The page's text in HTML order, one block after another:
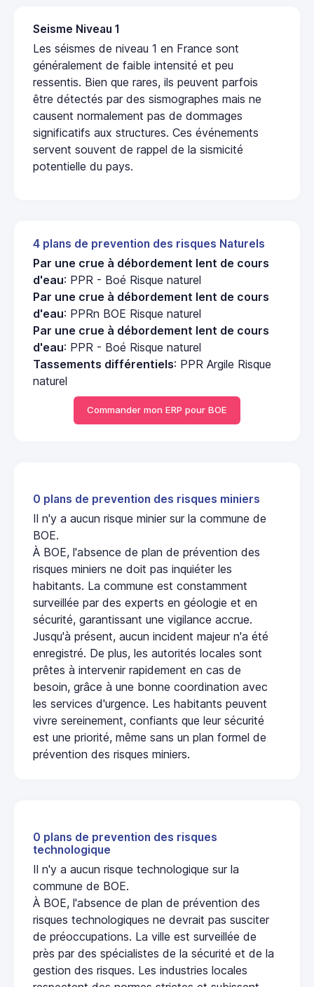
Seisme Niveau 1
Les séismes de niveau 1 en France sont
généralement de faible intensité et peu
ressentis. Bien que rares, ils peuvent parfois
être détectés par des sismographes mais ne
causent normalement pas de dommages
significatifs aux structures. Ces événements
servent souvent de rappel de la sismicité
potentielle du pays.
4 plans de prevention des risques Naturels
Par une crue à débordement lent de cours
d'eau: PPR - Boé Risque naturel
Par une crue à débordement lent de cours
d'eau: PPRn BOE Risque naturel
Par une crue à débordement lent de cours
d'eau: PPR - Boé Risque naturel
Tassements différentiels: PPR Argile Risque
naturel
Commander mon ERP pour BOE
0 plans de prevention des risques miniers
Il n'y a aucun risque minier sur la commune de
BOE.
À BOE, l'absence de plan de prévention des
risques miniers ne doit pas inquiéter les
habitants. La commune est constamment
surveillée par des experts en géologie et en
sécurité, garantissant une vigilance accrue.
Jusqu'à présent, aucun incident majeur n'a été
enregistré. De plus, les autorités locales sont
prêtes à intervenir rapidement en cas de
besoin, grâce à une bonne coordination avec
les services d'urgence. Les habitants peuvent
vivre sereinement, confiants que leur sécurité
est une priorité, même sans un plan formel de
prévention des risques miniers.
0 plans de prevention des risques
technologique
Il n'y a aucun risque technologique sur la
commune de BOE.
À BOE, l'absence de plan de prévention des
risques technologiques ne devrait pas susciter
de préoccupations. La ville est surveillée de
près par des spécialistes de la sécurité et de la
gestion des risques. Les industries locales